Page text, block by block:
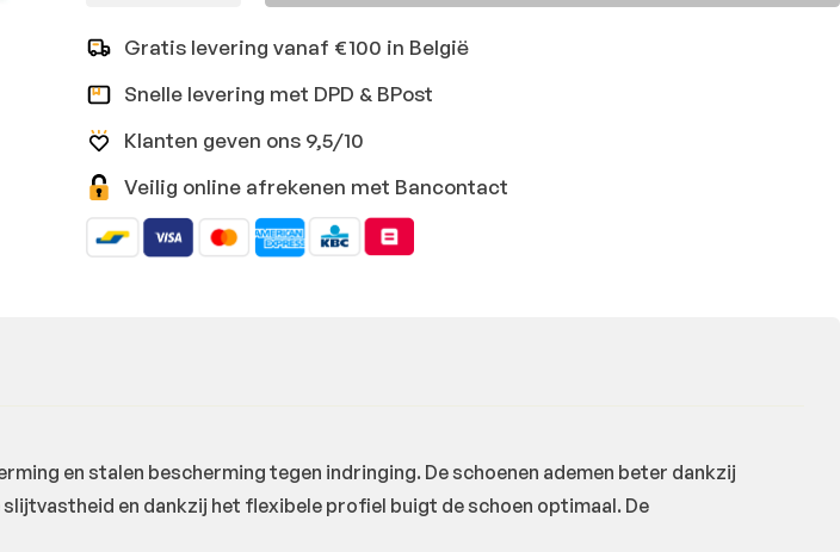
Gratis levering vanaf €100 in België
Snelle levering met DPD & BPost
Klanten geven ons 9,5/10
Veilig online afrekenen met Bancontact
en stalen bescherming tegen indringing. De schoenen ademen beter dankzij
en dankzij het flexibele profiel buigt de schoen optimaal. De